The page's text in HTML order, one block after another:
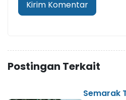
Postingan Terkait
Semarak